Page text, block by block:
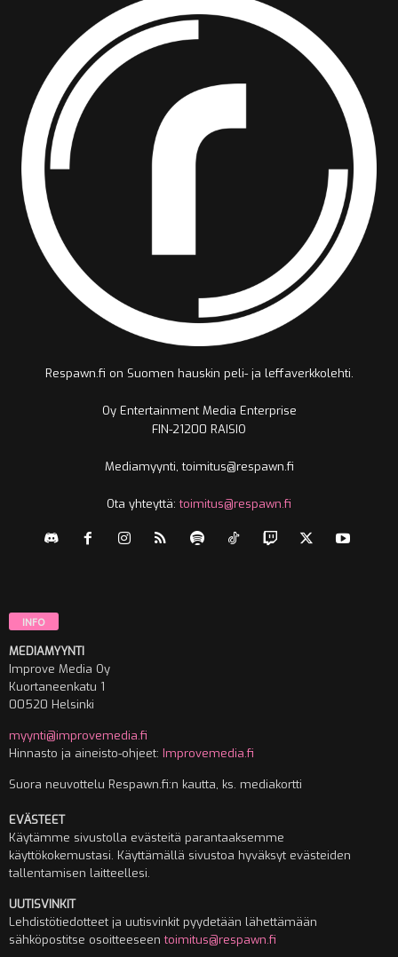
Respawn.fi on Suomen hauskin peli- ja leffaverkkolehti.
Oy Entertainment Media Enterprise
FIN-21200 RAISIO
Mediamyynti, toimitus@respawn.fi
Ota yhteyttä:toimitus@respawn.fi
INFO
MEDIAMYYNTI
Improve Media Oy
Kuortaneenkatu 1
00520 Helsinki
myynti@improvemedia.fi
Hinnasto ja aineisto-ohjeet: Improvemedia.fi
Suora neuvottelu Respawn.fi:n kautta, ks. mediakortti
EVÄSTEET
Käytämme sivustolla evästeitä parantaaksemme
käyttökokemustasi. Käyttämällä sivustoa hyväksyt evästeiden
tallentamisen laitteellesi.
UUTISVINKIT
Lehdistötiedotteet ja uutisvinkit pyydetään lähettämään
sähköpostitse osoitteeseentoimitus@respawn.fi